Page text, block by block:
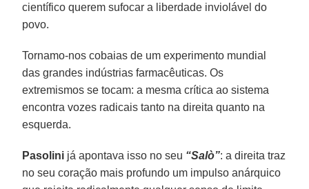
científico querem sufocar a liberdade inviolável do
povo.
Tornamo-nos cobaias de um experimento mundial
das grandes indústrias farmacêuticas. Os
extremismos se tocam: a mesma crítica ao sistema
encontra vozes radicais tanto na direita quanto na
esquerda.
Pasolini já apontava isso no seu “Salò”: a direita traz
no seu coração mais profundo um impulso anárquico